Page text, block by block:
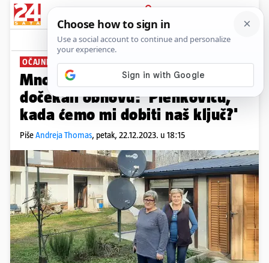
PRIJAVA
News Komentari
OČAJNI MJEŠTANI
Mnogi ljudi na Baniji i dalje nisu
dočekali obnovu: 'Plenkoviću,
kada ćemo mi dobiti naš ključ?'
PišeAndreja Thomas, petak, 22.12.2023. u 18:15